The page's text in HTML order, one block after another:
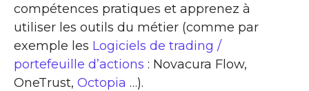
compétences pratiques et apprenez à
utiliser les outils du métier (comme par
exemple les Logiciels de trading /
portefeuille d’actions : Novacura Flow,
OneTrust, Octopia …).